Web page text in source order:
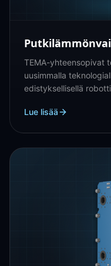
TEMA-yhteensopivat
uusimmalla
edistyksellisellä
Lue lisää